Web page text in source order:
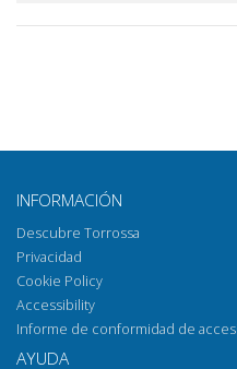
INFORMACIÓN
Descubre Torrossa
Privacidad
Cookie Policy
Accessibility
Informe de conformidad de
AYUDA